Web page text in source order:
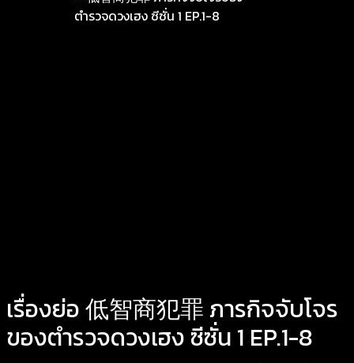
เรื่องย่อ 低智商犯罪 ภารกิจจับโจร
ของตำรวจดวงเฮง ซีซั่น 1 EP.1-8